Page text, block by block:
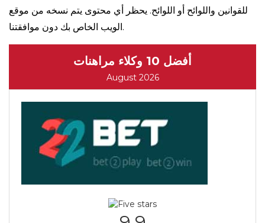
للقوانين واللوائح أو اللوائح. يحظر أي محتوى يتم نسخه من موقع
الويب الخاص بك دون موافقتنا.
أفضل 10 وكلاء مراهنات
August 2026